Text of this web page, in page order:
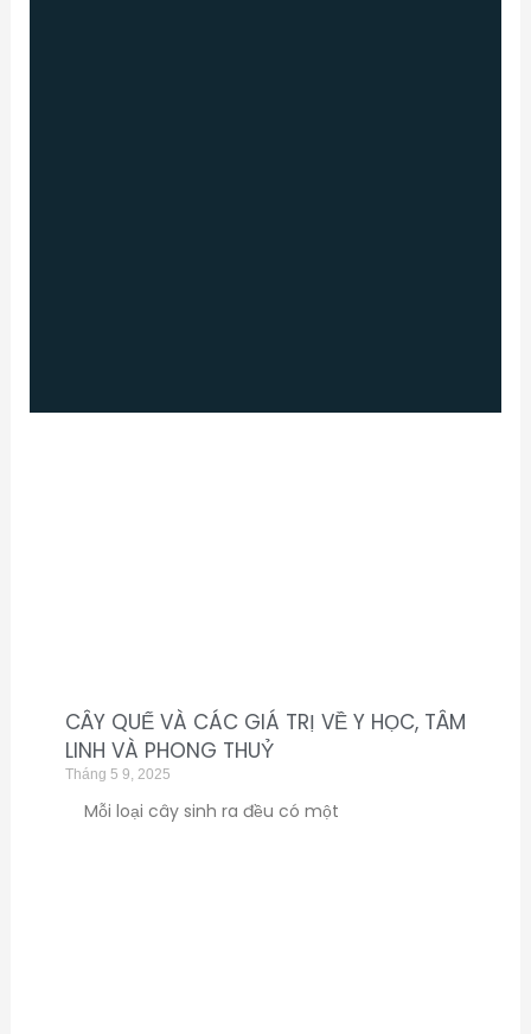
CÂY QUẾ VÀ CÁC GIÁ TRỊ VỀ Y HỌC, TÂM
LINH VÀ PHONG THUỶ
Tháng 5 9, 2025
​Mỗi loại cây sinh ra đều có một